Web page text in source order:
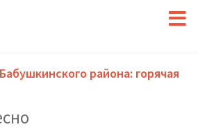
района: горячая